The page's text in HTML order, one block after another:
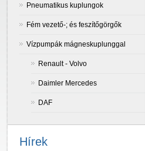
Pneumatikus kuplungok
Fém vezető-; és feszítőgörgők
Vízpumpák mágneskuplunggal
Renault - Volvo
Daimler Mercedes
DAF
Hírek